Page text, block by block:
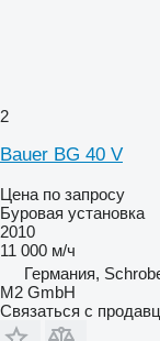
2
Bauer BG 40 V
Цена по запросу
Буровая установка
2010
11 000 м/ч
Германия,
M2 GmbH
Связаться с